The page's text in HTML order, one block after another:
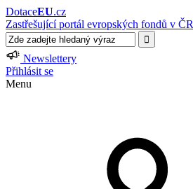
DotaceEU.cz
Zastřešující portál evropských fondů v ČR
Newslettery
Přihlásit se
Menu